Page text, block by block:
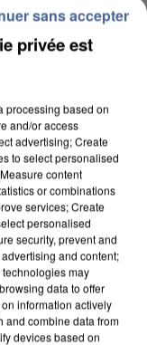
DE LA DZ
privée est
processing based on
and/or access
advertising; Create
to select personalised
content
or combinations
services; Create
personalised
security, prevent and
and content;
may
data to offer
information actively
and combine data from
devices based on
sans accepter